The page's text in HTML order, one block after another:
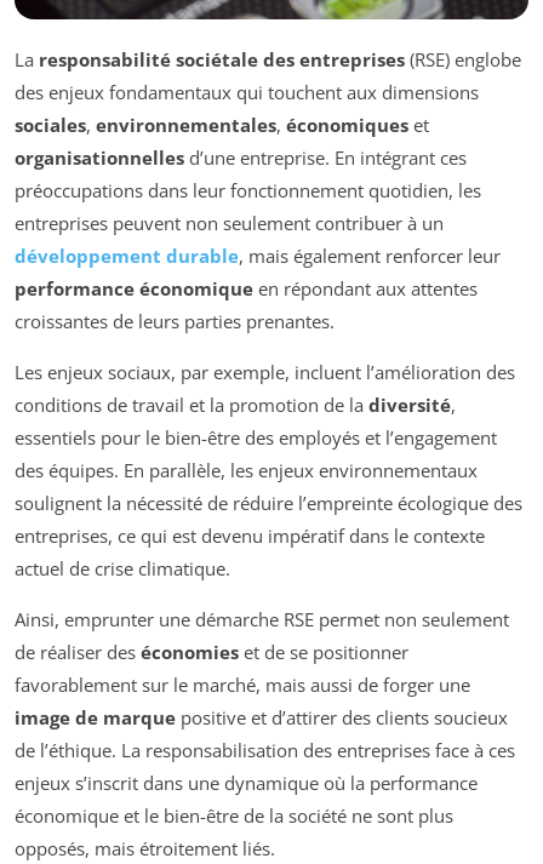
La responsabilité sociétale des entreprises (RSE) englobe
des enjeux fondamentaux qui touchent aux dimensions
sociales, environnementales, économiques et
organisationnelles d’une entreprise. En intégrant ces
préoccupations dans leur fonctionnement quotidien, les
entreprises peuvent non seulement contribuer à un
développement durable, mais également renforcer leur
performance économique en répondant aux attentes
croissantes de leurs parties prenantes.
Les enjeux sociaux, par exemple, incluent l’amélioration des
conditions de travail et la promotion de la diversité,
essentiels pour le bien-être des employés et l’engagement
des équipes. En parallèle, les enjeux environnementaux
soulignent la nécessité de réduire l’empreinte écologique des
entreprises, ce qui est devenu impératif dans le contexte
actuel de crise climatique.
Ainsi, emprunter une démarche RSE permet non seulement
de réaliser des économies et de se positionner
favorablement sur le marché, mais aussi de forger une
image de marque positive et d’attirer des clients soucieux
de l’éthique. La responsabilisation des entreprises face à ces
enjeux s’inscrit dans une dynamique où la performance
économique et le bien-être de la société ne sont plus
opposés, mais étroitement liés.